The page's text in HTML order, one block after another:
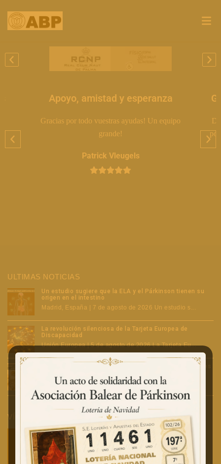
Apoyo, amistad y esperanza
Gracias por todo vuestras ayudas! Un equipo
grande!
Patrick Vleugels
por
ULTIMAS NOTICIAS
Un estudio sugiere que la ELA y el Párkinson tienen su
origen en el intestino
Madrid, España | 7 de agosto de 2026 Un estudio s...
La revolución silenciosa de la Tarjeta Europea de
Discapacidad
Unión Europea | 5 de agosto de 2026 La Tarjeta Eu...
Comer con Párkinson avanzado: problemas y soluciones
Nueva York, Estados Unidos | 5 de agosto de 2026 E...
VÍDEOS RECOMENDADOS POR ABP